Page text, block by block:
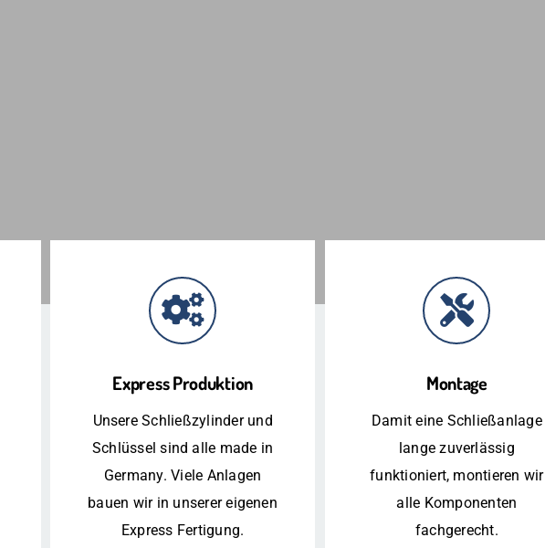
Express Produktion
Unsere Schließzylinder und
Schlüssel sind alle made in
Germany. Viele Anlagen
bauen wir in unserer eigenen
Express Fertigung.
Montage
Damit eine Schließanlage
lange zuverlässig
funktioniert, montieren wir
alle Komponenten
fachgerecht.